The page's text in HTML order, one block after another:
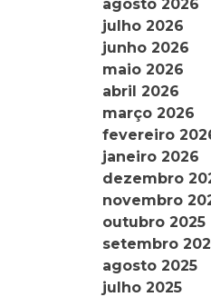
agosto 2026
julho 2026
junho 2026
maio 2026
abril 2026
março 2026
fevereiro
janeiro 2026
dezembro
novembro
outubro 2025
setembro
agosto 2025
julho 2025